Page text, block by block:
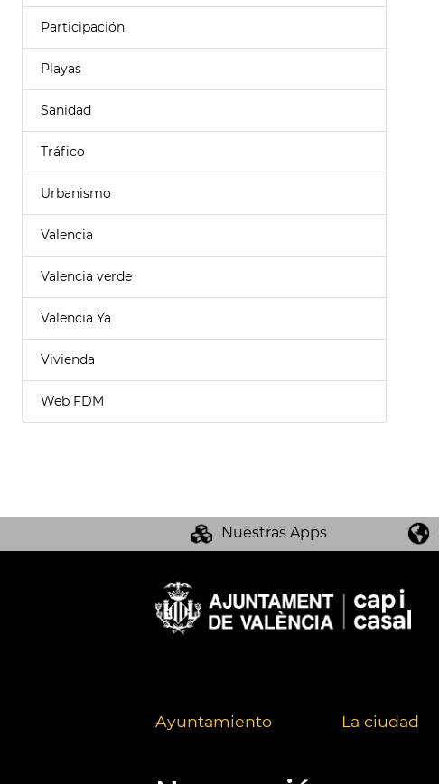
Participación
Playas
Sanidad
Tráfico
Urbanismo
Valencia
Valencia verde
Valencia Ya
Vivienda
Web FDM
Nuestras Apps
Ayuntamiento La ciudad